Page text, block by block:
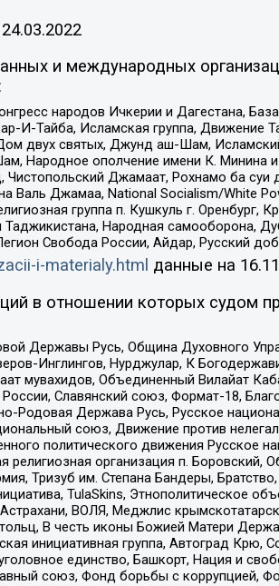
24.03.2022
и международных
народов Ичкерии и Дагестана,
И-Тайба, Исламская группа, Движение
двух святых, Джунд аш-Шам,
Народное ополчение имени К. Минина
Джамаат, Рохнамо ба суи
Джамаа, National Socialism/White
группа п. Кушкуль г. Оренбург,
Народная самооборона,
Свобода России, Айдар, Русский
i-materialy.html данные на
в отношении которых судом
Державы Русь, Община Духовного
Инглингов, Нурджулар, К
мувахидов, Объединенный Вилайат
Славянский союз, Формат-18,
Родовая Держава Русь, Русское
союз, Движение против
политического движения Русское
организация п. Боровский,
Тризуб им. Степана Бандеры,
TulaSkins, Этнополитическое
ВОЛЯ, Меджлис
В честь иконы Божией Матери
инициативная группа, Автоград Крю,
единство, Башкорт, Нация и
союз, Фонд борьбы с коррупцией,